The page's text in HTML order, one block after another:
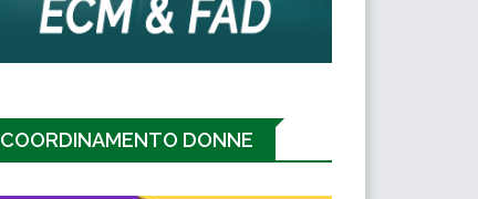
COORDINAMENTO DONNE